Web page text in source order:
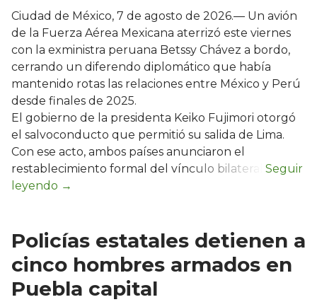
Ciudad de México, 7 de agosto de 2026.— Un avión
de la Fuerza Aérea Mexicana aterrizó este viernes
con la exministra peruana Betssy Chávez a bordo,
cerrando un diferendo diplomático que había
mantenido rotas las relaciones entre México y Perú
desde finales de 2025.
El gobierno de la presidenta Keiko Fujimori otorgó
el salvoconducto que permitió su salida de Lima.
Con ese acto, ambos países anunciaron el
restablecimiento formal del vínculo bilateral.
Policías estatales detienen a
cinco hombres armados en
Puebla capital